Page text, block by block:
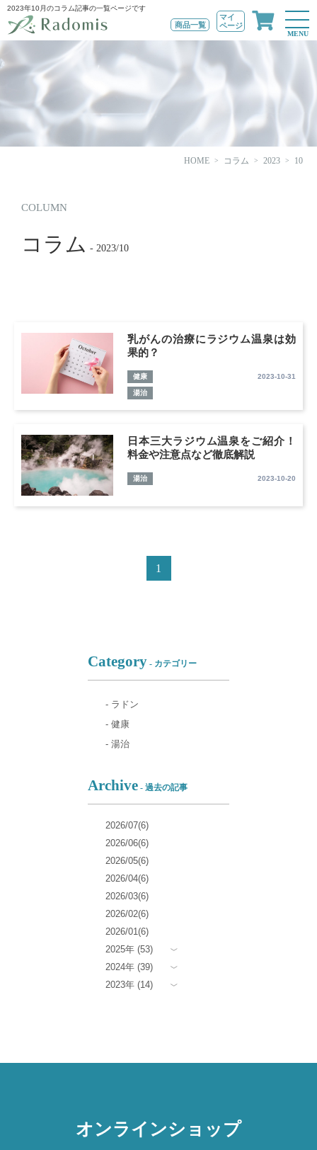
2023年10月のコラム記事の一覧ページです
商品一覧
マイ
ページ
MENU
HOME コラム 2023 10
COLUMN
コラム - 2023/10
乳がんの治療にラジウム温泉は効
果的？
健康
湯治
2023-10-31
日本三大ラジウム温泉をご紹介！
料金や注意点など徹底解説
湯治 2023-10-20
1
Category - カテゴリー
- ラドン
- 健康
- 湯治
Archive - 過去の記事
2026/07(6)
2026/06(6)
2026/05(6)
2026/04(6)
2026/03(6)
2026/02(6)
2026/01(6)
2025年 (53)
2024年 (39)
2023年 (14)
オンラインショップ